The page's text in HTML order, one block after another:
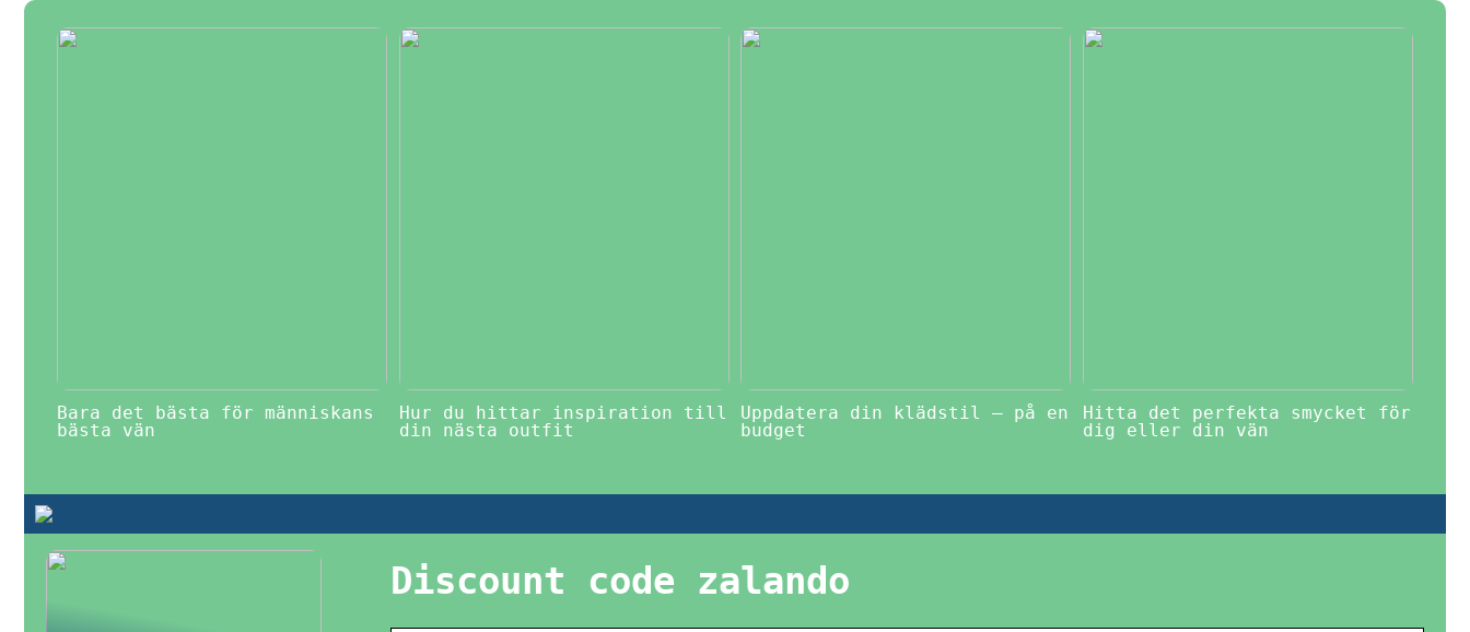
Bara det bästa för människans
bästa vän
Hur du hittar inspiration till
din nästa outfit
Uppdatera din klädstil – på en
budget
Hitta det perfekta smycket för
dig eller din vän
Discount code zalando